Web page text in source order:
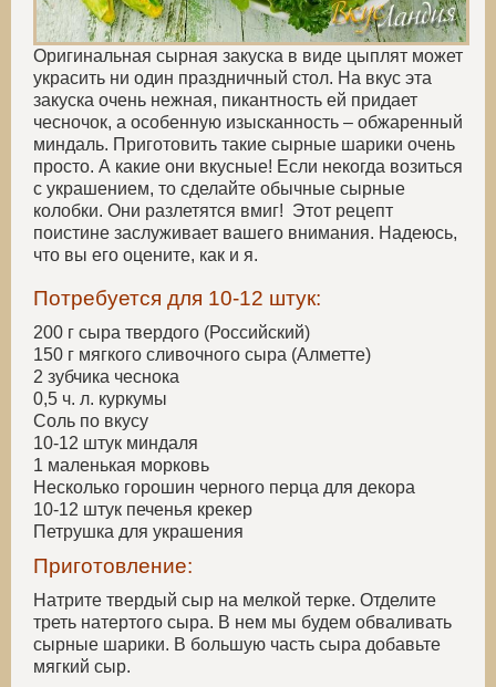
Оригинальная сырная закуска в виде цыплят может
украсить ни один праздничный стол. На вкус эта
закуска очень нежная, пикантность ей придает
чесночок, а особенную изысканность – обжаренный
миндаль. Приготовить такие сырные шарики очень
просто. А какие они вкусные! Если некогда возиться
с украшением, то сделайте обычные сырные
колобки. Они разлетятся вмиг! Этот рецепт
поистине заслуживает вашего внимания. Надеюсь,
что вы его оцените, как и я.
Потребуется для 10-12 штук:
200 г сыра твердого (Российский)
150 г мягкого сливочного сыра (Алметте)
2 зубчика чеснока
0,5 ч. л. куркумы
Соль по вкусу
10-12 штук миндаля
1 маленькая морковь
Несколько горошин черного перца для декора
10-12 штук печенья крекер
Петрушка для украшения
Приготовление:
Натрите твердый сыр на мелкой терке. Отделите
треть натертого сыра. В нем мы будем обваливать
сырные шарики. В большую часть сыра добавьте
мягкий сыр.